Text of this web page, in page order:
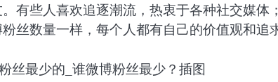
有些人喜欢追逐潮流，热衷于各种社交媒体
丝数量一样，每个人都有自己的价值观和追